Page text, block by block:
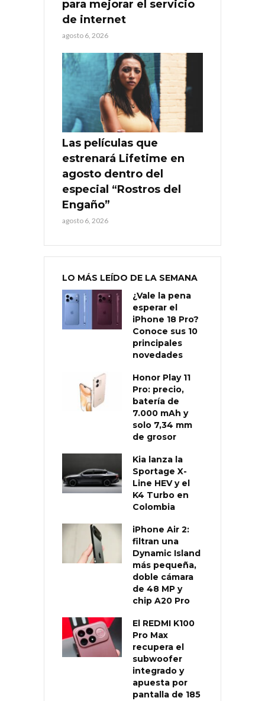
para mejorar el servicio
de internet
agosto 6, 2026
Las películas que
estrenará Lifetime en
agosto dentro del
especial “Rostros del
Engaño”
agosto 6, 2026
LO MÁS LEÍDO DE LA SEMANA
¿Vale la pena
esperar el
iPhone 18 Pro?
Conoce sus 10
principales
novedades
Honor Play 11
Pro: precio,
batería de
7.000 mAh y
solo 7,34 mm
de grosor
Kia lanza la
Sportage X-
Line HEV y el
K4 Turbo en
Colombia
iPhone Air 2:
filtran una
Dynamic Island
más pequeña,
doble cámara
de 48 MP y
chip A20 Pro
El REDMI K100
Pro Max
recupera el
subwoofer
integrado y
apuesta por
pantalla de 185